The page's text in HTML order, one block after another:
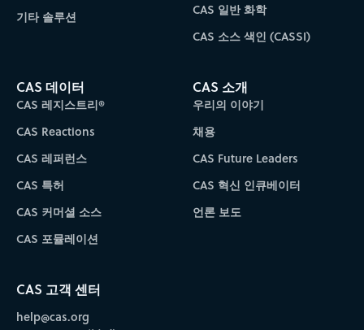
기타 솔루션
CAS 일반 화학
CAS 소스 색인 (CASSI)
CAS 데이터
CAS 레지스트리®
CAS Reactions
CAS 레퍼런스
CAS 특허
CAS 커머셜 소스
CAS 포뮬레이션
CAS 소개
우리의 이야기
채용
CAS Future Leaders
CAS 혁신 인큐베이터
언론 보도
CAS 고객 센터
help@cas.org